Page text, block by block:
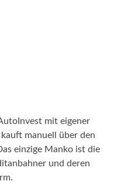
mit eigener
manuell über den
einzige Manko ist die
und deren